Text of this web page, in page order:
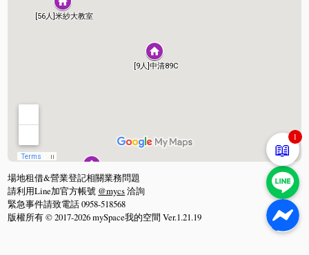
場地租借&營業登記相關業務問題
請利用Line加官方帳號 @mycs洽詢
緊急事件請致電話 0958-518568
版權所有 © 2017-2026 mySpace我的空間 Ver.1.21.19
📖
1